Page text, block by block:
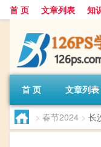
首 页 文章列表 知
首 页 文章列表
> 春节2024 > 长